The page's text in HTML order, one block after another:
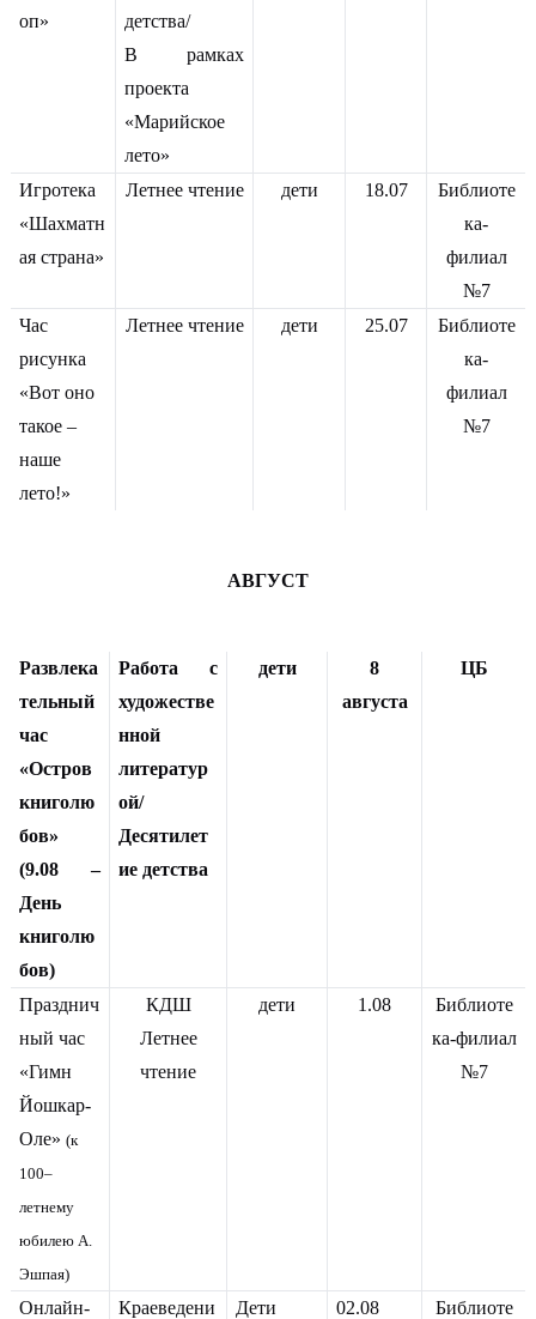
оп»
детства/
В рамках
проекта
«Марийское
лето»
Игротека
«Шахматн
ая страна»
Летнее чтение дети 18.07
Библиоте
ка-
филиал
№7
Час
рисунка
«Вот оно
такое –
наше
лето!»
Летнее чтение дети 25.07
Библиоте
ка-
филиал
№7
АВГУСТ
Развлека
тельный
час
«Остров
книголю
бов»
(9.08 –
День
книголю
бов)
Работа с
художестве
нной
литератур
ой/
Десятилет
ие детства
дети
8
августа
ЦБ
Празднич
ный час
«Гимн
Йошкар-
Оле»(к
100–
летнему
юбилею А.
Эшпая)
КДШ
Летнее
чтение
дети 1.08
Библиоте
ка-филиал
№7
Онлайн-
Краеведени
Дети
02.08
Библиоте